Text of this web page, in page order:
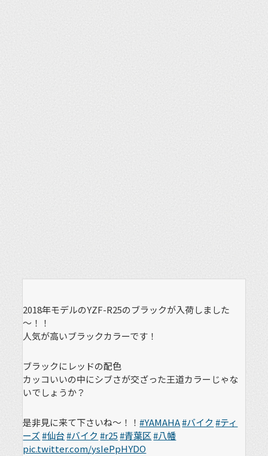
2018年モデルのYZF-R25のブラックが入荷しました
～！！
人気が高いブラックカラーです！
ブラックにレッドの配色
カッコいいの中にシブさが交ざった王道カラーじゃな
いでしょうか？
是非見に来て下さいね～！！#YAMAHA#バイク #ティ
ーズ#仙台#バイク #r25 #青葉区#八幡
pic.twitter.com/ysIePpHYDO